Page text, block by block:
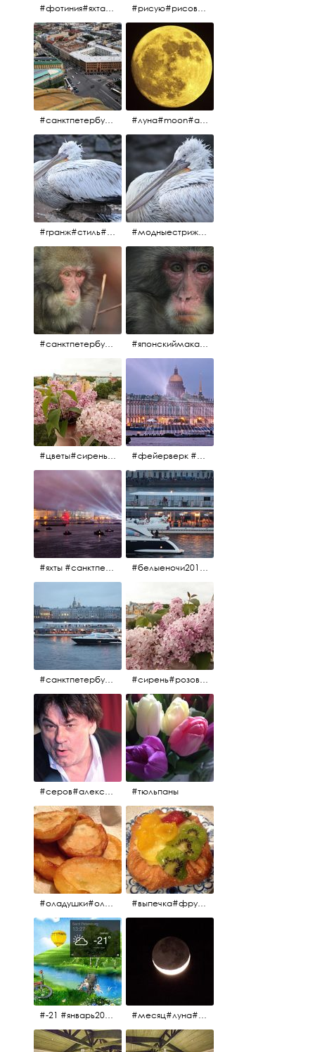
#фотиния#яхтафотиния#дмитриймедведев#медведев#яхта#алыепаруса2013#2013#алыепаруса #нева#санктпетербург #yachtphotinia#yacht #рисую#рисовать#краскихолстмасло#картина#холст#кисточки#палитра#художник#портрет#aplgallery
#санктпетербург #исаакиевскийсобор #исакий #луна#moon#апрельскаялуна#санктпетербург
#гранж#стиль#тренд#тренд2017 #модныестрижки#санктпетербург #пеликан #птицы#причёски #модныестрижки#стильныестрижки#причёски#зоопарк #пеликан#санктпетербург #причёскиподуше
#санктпетербург #macacafuscata #macaca #ленинградскийзоопарк #снежнаяобезьяна #японскиймакак #макака #зоопарк #японскиймакак#снежнаяобезьяна#приматы#макака#зоопарк#животные#ленинградскийзоопарк#macaca#macacafuscata#санктпетербург
#цветы#сирень #розоваясирень #натюрморт #натюрмортсцветами #весна2012 #пробуждение #фейерверк #салют #парусник #санктпетербург #белыеночи2012 #белыеночи #алыепаруса2012 #алыепаруса #нева
#яхты #санктпетербург #нева #белыеночи2012 #алыепаруса #алыепаруса2012#парусник#салют#фейерверк #белыеночи2012 #белыеночи #2012 #нева #санктпетербург #яхты
#санктпетербург #нева#яхты#2012 #белыеночи#белыеночи2012 #сирень#розоваясирень#натюрморт#натюрмортсцветами#2012#весна2012
#серов#александрсеров#певец#народныйартист#эстрадныйпевец#композитор#тыменялюбишь#мадонна#ялюблютебядослёз #тюльпаны
#оладушки#оладушкинакефире #оладушкисяблоками #кефир#яблоки С утра испёк, на кефире с яблоками. #выпечка#фрукты#пекарня#зима
#-21 #январь2017 #зима2017 #санктпетербург2017 #месяц#луна#африканскаялуна#moon#moon🌙